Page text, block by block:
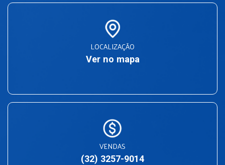
LOCALIZAÇÃO
Ver no mapa
VENDAS
(32) 3257-9014